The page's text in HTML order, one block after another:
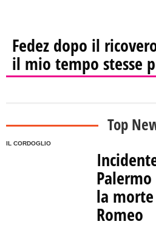
Fedez dopo il
il mio tempo stesse
Top
IL CORDOGLIO
la
Romeo